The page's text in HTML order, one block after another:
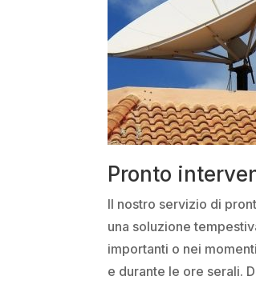
Pronto
Il nostro servizio di
una soluzione
importanti o nei
e durante le ore serali.